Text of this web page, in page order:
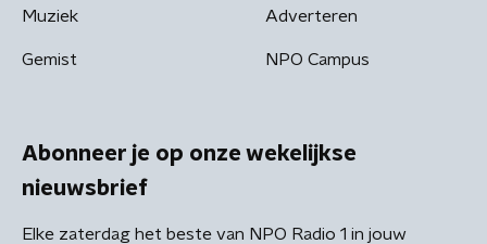
Muziek
Gemist
Adverteren
NPO Campus
Abonneer je op onze wekelijkse
nieuwsbrief
Elke zaterdag het beste van NPO Radio 1 in jouw